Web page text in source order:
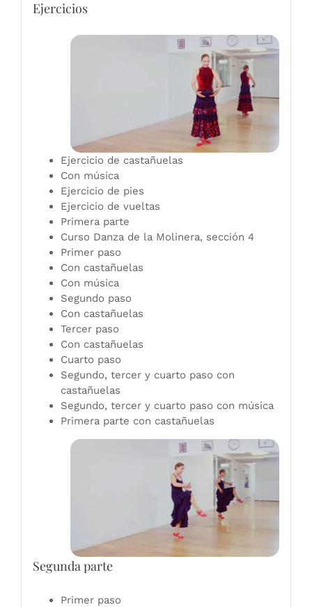
Ejercicios
Ejercicio de castañuelas
Con música
Ejercicio de pies
Ejercicio de vueltas
Primera parte
Curso Danza de la Molinera, sección 4
Primer paso
Con castañuelas
Con música
Segundo paso
Con castañuelas
Tercer paso
Con castañuelas
Cuarto paso
Segundo, tercer y cuarto paso con
castañuelas
Segundo, tercer y cuarto paso con música
Primera parte con castañuelas
Segunda parte
Primer paso